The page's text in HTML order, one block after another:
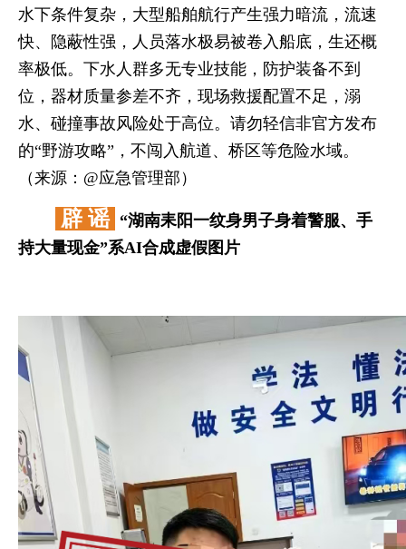
水下条件复杂，大型船舶航行产生强力暗流，流速
快、隐蔽性强，人员落水极易被卷入船底，生还概
率极低。下水人群多无专业技能，防护装备不到
位，器材质量参差不齐，现场救援配置不足，溺
水、碰撞事故风险处于高位。请勿轻信非官方发布
的“野游攻略”，不闯入航道、桥区等危险水域。
（来源：@应急管理部）
辟 谣 “湖南耒阳一纹身男子身着警服、手
持大量现金”系AI合成虚假图片